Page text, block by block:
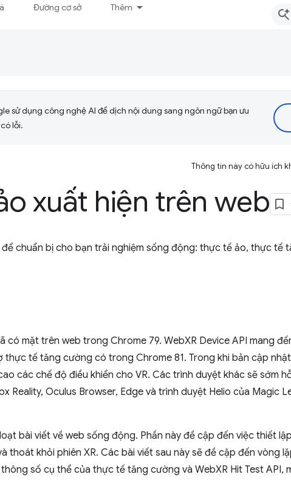
Đường cơ sở Thêm
sử dụng công nghệ AI để dịch nội dung sang ngôn ngữ bạn ưu
lỗi.
Thông tin này có hữu ích
xuất hiện trên web
chuẩn bị cho bạn trải nghiệm sống động: thực tế ảo, thực tế
có mặt trên web trong Chrome 79. WebXR Device API mang
tế tăng cường có trong Chrome 81. Trong khi bản cập
các chế độ điều khiển cho VR. Các trình duyệt khác sẽ sớm
Reality, Oculus Browser, Edge và trình duyệt Helio của Magic
bài viết về web sống động. Phần này đề cập đến việc thiết
thoát khỏi phiên XR. Các bài viết sau này sẽ đề cập đến vòng
số cụ thể của thực tế tăng cường và WebXR Hit Test